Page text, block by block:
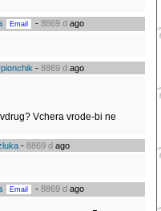
- 8869 d ago
- 8869 d ago
Vchera vrode-bi ne
- 8869 dago
- 8869 d ago